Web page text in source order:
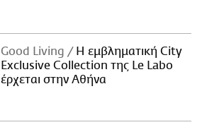
Good Living
Η εμβληματική City
Exclusive Collection της Le Labo
έρχεται στην Αθήνα